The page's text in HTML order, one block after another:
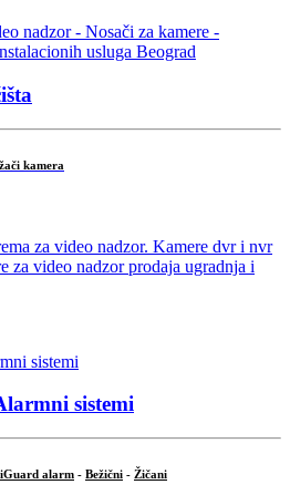
kamera
sistemi
alarm - Bežični - Žičani